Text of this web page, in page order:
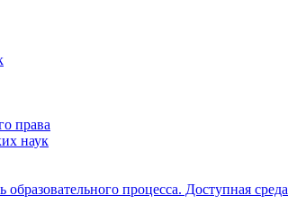
права
наук
процесса. Доступная среда